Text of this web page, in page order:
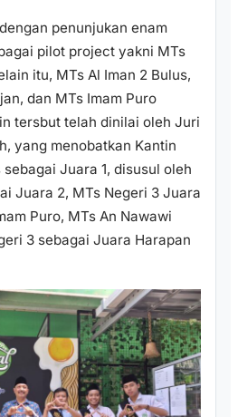
penunjukan enam
pilot project yakni MTs
itu, MTs Al Iman 2 Bulus,
dan MTs Imam Puro
tersbut telah dinilai oleh Juri
yang menobatkan Kantin
sebagai Juara 1, disusul oleh
Juara 2, MTs Negeri 3 Juara
Puro, MTs An Nawawi
3 sebagai Juara Harapan